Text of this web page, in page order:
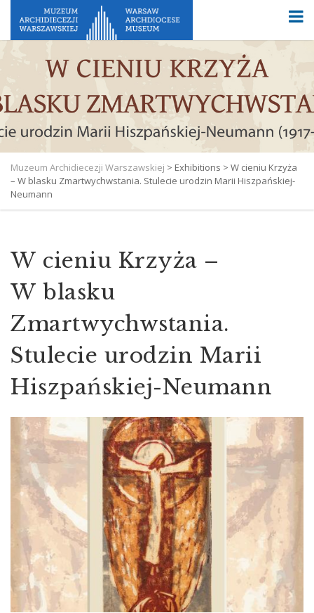
Muzeum Archidiecezji Warszawskiej > Exhibitions > W cieniu Krzyża
– W blasku Zmartwychwstania. Stulecie urodzin Marii Hiszpańskiej-
Neumann
W cieniu Krzyża –
W blasku
Zmartwychwstania.
Stulecie urodzin Marii
Hiszpańskiej-Neumann